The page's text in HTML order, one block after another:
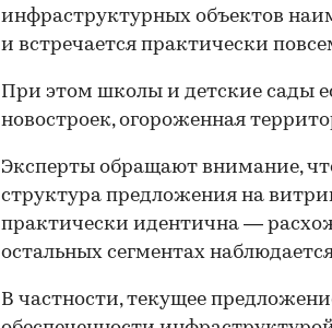
инфраструктурных объектов
и встречается практически
При этом школы и детские сады
новостроек, огороженная
Эксперты обращают внимание,
структура предложения на
практически идентична —
остальных сегментах
В частности, текущее